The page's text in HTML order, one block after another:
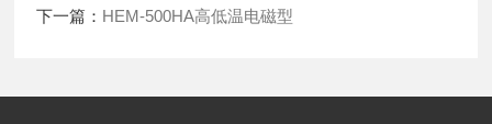
下一篇： HEM-500HA高低温电磁型